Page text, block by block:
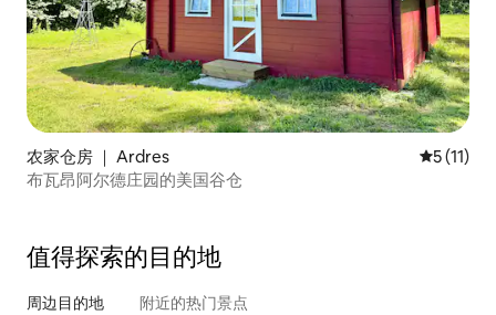
农家仓房 ｜ Ardres 平均评分
5 (11)
布瓦昂阿尔德庄园的美国谷仓
值得探索的目的地
周边目的地 附近的热门景点